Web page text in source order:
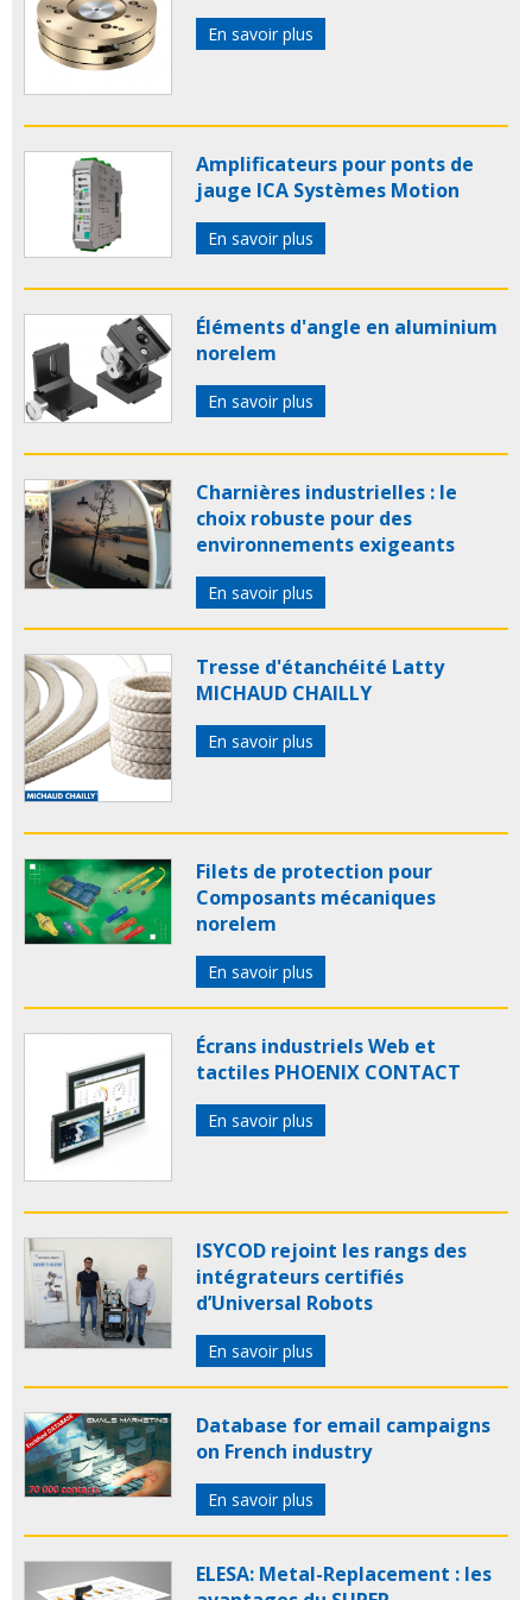
En savoir plus
Amplificateurs pour ponts de
jauge ICA Systèmes Motion
En savoir plus
Éléments d'angle en aluminium
norelem
En savoir plus
Charnières industrielles : le
choix robuste pour des
environnements exigeants
En savoir plus
Tresse d'étanchéité Latty
MICHAUD CHAILLY
En savoir plus
Filets de protection pour
Composants mécaniques
norelem
En savoir plus
Écrans industriels Web et
tactiles PHOENIX CONTACT
En savoir plus
ISYCOD rejoint les rangs des
intégrateurs certifiés
d’Universal Robots
En savoir plus
Database for email campaigns
on French industry
En savoir plus
ELESA: Metal-Replacement : les